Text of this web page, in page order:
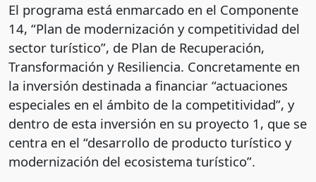
El programa está enmarcado en el Componente
14, “Plan de modernización y competitividad del
sector turístico”, de Plan de Recuperación,
Transformación y Resiliencia. Concretamente en
la inversión destinada a financiar “actuaciones
especiales en el ámbito de la competitividad”, y
dentro de esta inversión en su proyecto 1, que se
centra en el “desarrollo de producto turístico y
modernización del ecosistema turístico”.